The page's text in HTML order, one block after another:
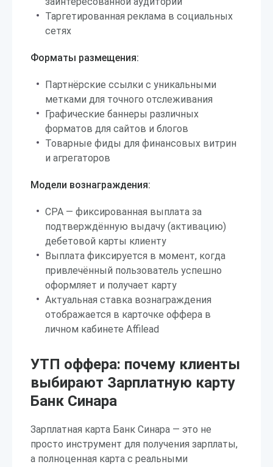
Таргетированная реклама в социальных
сетях
Форматы размещения:
Партнёрские ссылки с уникальными
метками для точного отслеживания
Графические баннеры различных
форматов для сайтов и блогов
Товарные фиды для финансовых витрин
и агрегаторов
Модели вознаграждения:
CPA — фиксированная выплата за
подтверждённую выдачу (активацию)
дебетовой карты клиенту
Выплата фиксируется в момент, когда
привлечённый пользователь успешно
оформляет и получает карту
Актуальная ставка вознаграждения
отображается в карточке оффера в
личном кабинете Affilead
УТП оффера: почему клиенты
выбирают Зарплатную карту
Банк Синара
Зарплатная карта Банк Синара — это не
просто инструмент для получения зарплаты,
а полноценная карта с реальными